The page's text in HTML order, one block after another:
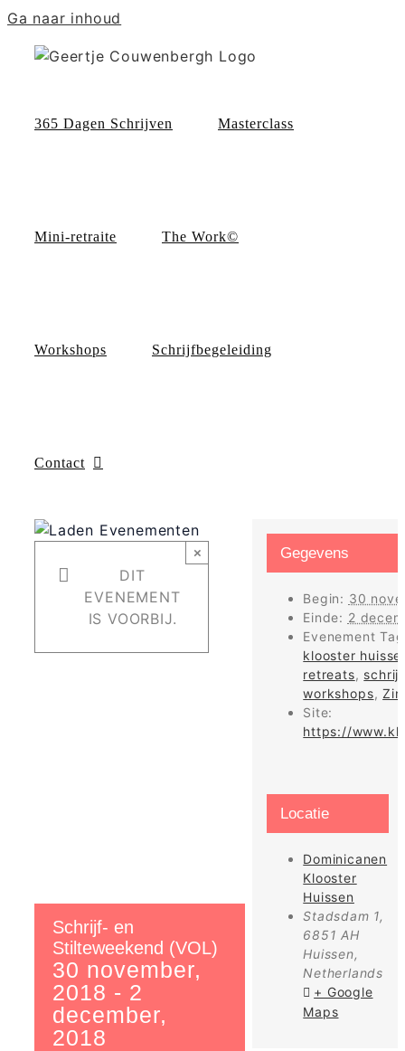
Ga naar inhoud
365 Dagen Schrijven Masterclass
Mini-retraite The Work©
Workshops Schrijfbegeleiding
Contact
DIT
EVENEMENT
IS VOORBIJ.
×
Schrijf- en
Stilteweekend (VOL)
30 november,
2018 - 2
december,
2018
Gegevens
Begin: 30
Einde: 2
Evenement
klooster
retreats,
workshops,Zin
Site:
https://
Locatie
Dominicanen
Klooster
Huissen
Stadsdam 1,
6851 AH
Huissen,
Netherlands
+ Google
Maps